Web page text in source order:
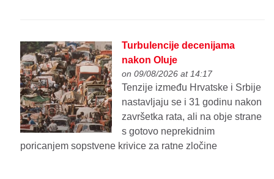
Turbulencije decenijama
nakon Oluje
on 09/08/2026 at 14:17
Tenzije između Hrvatske i Srbije
nastavljaju se i 31 godinu nakon
završetka rata, ali na obje strane
s gotovo neprekidnim
poricanjem sopstvene krivice za ratne zločine